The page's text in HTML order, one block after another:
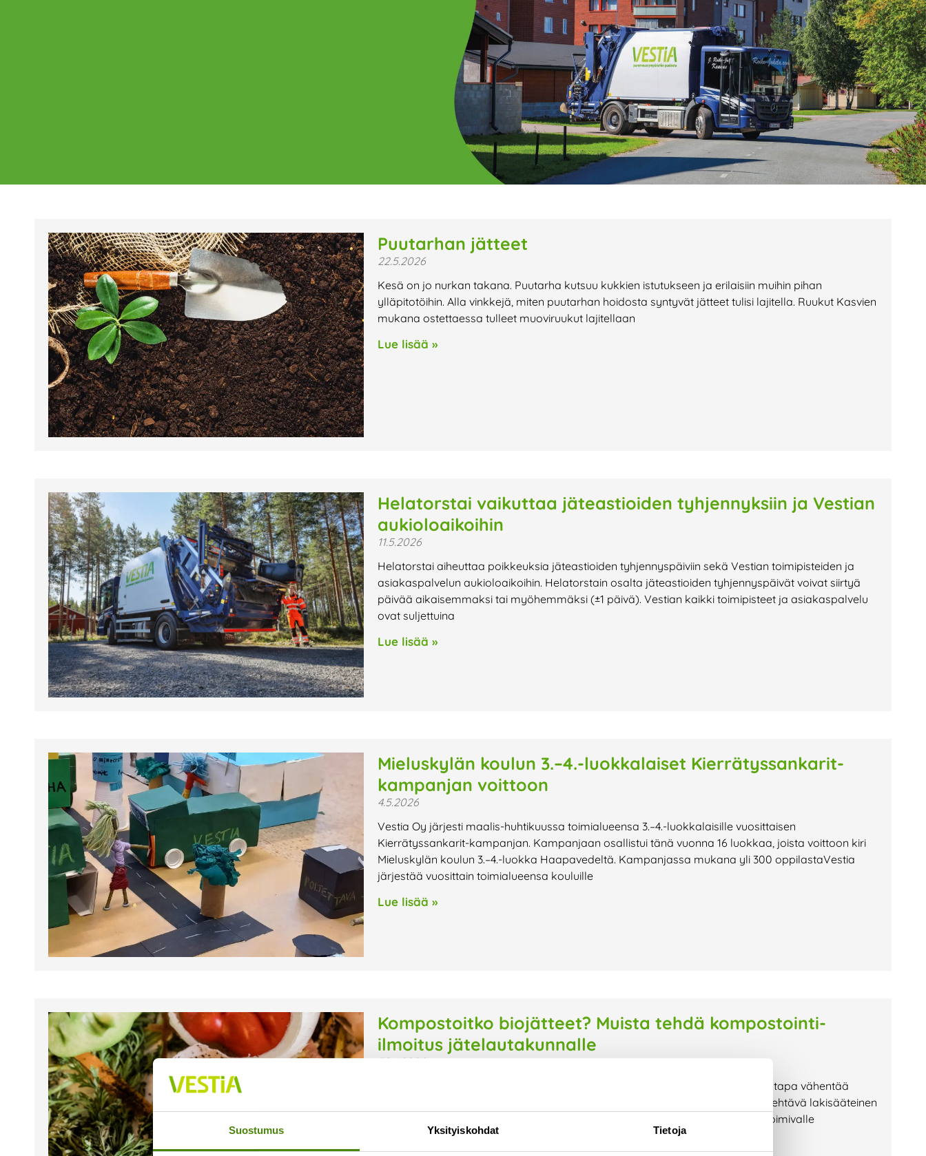
Suostumus Yksityiskohdat Tietoja
Ajankohtaista
Tältä sivulta löydät Vestian ajankohtaiset uutiset,
mahdolliset poikkeukset aukioloajoissa ja lähiaikojen
tapahtumat.
Puutarhan jätteet
22.5.2026
Kesä on jo nurkan takana. Puutarha kutsuu kukkien istutukseen ja erilaisiin muihin pihan
ylläpitotöihin. Alla vinkkejä, miten puutarhan hoidosta syntyvät jätteet tulisi lajitella. Ruukut Kasvien
mukana ostettaessa tulleet muoviruukut lajitellaan
Lue lisää »
Helatorstai vaikuttaa jäteastioiden tyhjennyksiin ja Vestian
aukioloaikoihin
11.5.2026
Helatorstai aiheuttaa poikkeuksia jäteastioiden tyhjennyspäiviin sekä Vestian toimipisteiden ja
asiakaspalvelun aukioloaikoihin. Helatorstain osalta jäteastioiden tyhjennyspäivät voivat siirtyä
päivää aikaisemmaksi tai myöhemmäksi (±1 päivä). Vestian kaikki toimipisteet ja asiakaspalvelu
ovat suljettuina
Lue lisää »
Mieluskylän koulun 3.–4.-luokkalaiset Kierrätyssankarit-
kampanjan voittoon
4.5.2026
Vestia Oy järjesti maalis-huhtikuussa toimialueensa 3.–4.-luokkalaisille vuosittaisen
Kierrätyssankarit-kampanjan. Kampanjaan osallistui tänä vuonna 16 luokkaa, joista voittoon kiri
Mieluskylän koulun 3.–4.-luokka Haapavedeltä. Kampanjassa mukana yli 300 oppilastaVestia
järjestää vuosittain toimialueensa kouluille
Lue lisää »
Kompostoitko biojätteet? Muista tehdä kompostointi-
ilmoitus jätelautakunnalle
30.4.2026
Keittiössä syntyvän biojätteen kompostointi on hyvä ja ympäristöystävällinen tapa vähentää
jätteen määrää. Kun biojätteet kompostoidaan kiinteistöllä, on siitä kuitenkin tehtävä lakisääteinen
kompostointi-ilmoitus alueelliselle jätehuoltoviranomaiselle eli alueellamme toimivalle
Jokilaaksojen jätelautakunnalle. Ilmoitusvelvollisuus
PagePagePagePagePage